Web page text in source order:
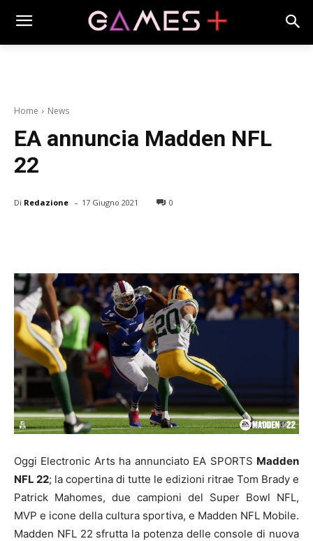
Home News
EA annuncia Madden NFL
22
Di Redazione - 17 Giugno 2021 0
Oggi Electronic Arts ha annunciato EA SPORTS Madden
NFL 22; la copertina di tutte le edizioni ritrae Tom Brady e
Patrick Mahomes, due campioni del Super Bowl NFL,
MVP e icone della cultura sportiva, e Madden NFL Mobile.
Madden NFL 22 sfrutta la potenza delle console di nuova